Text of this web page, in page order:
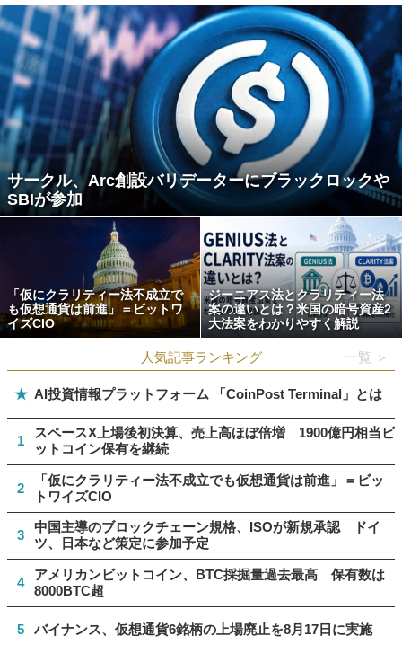
サークル、Arc創設バリデーターにブラックロックや
SBIが参加
「仮にクラリティー法不成立で
も仮想通貨は前進」＝ビットワ
イズCIO
ジーニアス法とクラリティー法
案の違いとは？米国の暗号資産2
大法案をわかりやすく解説
人気記事ランキング 一覧 ＞
★ AI投資情報プラットフォーム 「CoinPost Terminal」とは
1
スペースX上場後初決算、売上高ほぼ倍増 1900億円相当ビ
ットコイン保有を継続
2
「仮にクラリティー法不成立でも仮想通貨は前進」＝ビッ
トワイズCIO
3
中国主導のブロックチェーン規格、ISOが新規承認 ドイ
ツ、日本など策定に参加予定
4
アメリカンビットコイン、BTC採掘量過去最高 保有数は
8000BTC超
5 バイナンス、仮想通貨6銘柄の上場廃止を8月17日に実施